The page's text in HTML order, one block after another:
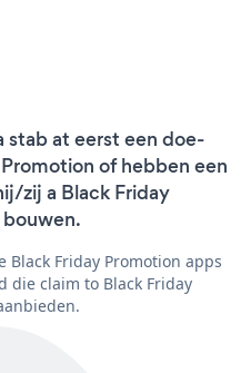
at eerst een doe-
of hebben een
zij a Black Friday
Friday Promotion apps
die claim to Black Friday